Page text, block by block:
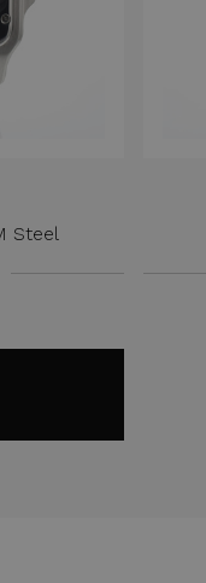
Steel